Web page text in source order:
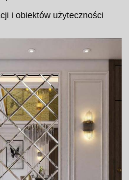
i obiektów użyteczności